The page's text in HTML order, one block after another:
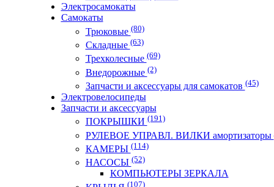
Электросамокаты
Самокаты
Трюковые(80)
Складные(63)
Трехколесные(69)
Внедорожные(2)
Запчасти и аксессуары для самокатов(45)
Электровелосипеды
Запчасти и аксессуары
ПОКРЫШКИ(191)
РУЛЕВОЕ УПРАВЛ. ВИЛКИ амортизаторы
КАМЕРЫ(114)
НАСОСЫ(52)
КОМПЬЮТЕРЫ ЗЕРКАЛА
(107)